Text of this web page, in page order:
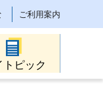
ご利用案内
トピック